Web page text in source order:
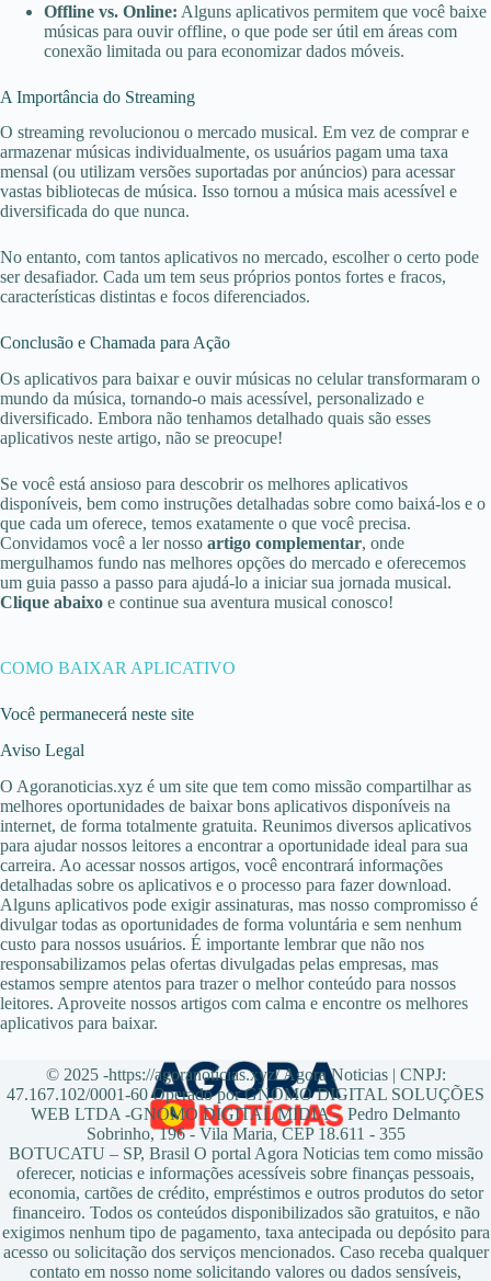
Offline vs. Online: Alguns aplicativos permitem que você baixe
músicas para ouvir offline, o que pode ser útil em áreas com
conexão limitada ou para economizar dados móveis.
A Importância do Streaming
O streaming revolucionou o mercado musical. Em vez de comprar e
armazenar músicas individualmente, os usuários pagam uma taxa
mensal (ou utilizam versões suportadas por anúncios) para acessar
vastas bibliotecas de música. Isso tornou a música mais acessível e
diversificada do que nunca.
No entanto, com tantos aplicativos no mercado, escolher o certo pode
ser desafiador. Cada um tem seus próprios pontos fortes e fracos,
características distintas e focos diferenciados.
Conclusão e Chamada para Ação
Os aplicativos para baixar e ouvir músicas no celular transformaram o
mundo da música, tornando-o mais acessível, personalizado e
diversificado. Embora não tenhamos detalhado quais são esses
aplicativos neste artigo, não se preocupe!
Se você está ansioso para descobrir os melhores aplicativos
disponíveis, bem como instruções detalhadas sobre como baixá-los e o
que cada um oferece, temos exatamente o que você precisa.
Convidamos você a ler nosso artigo complementar, onde
mergulhamos fundo nas melhores opções do mercado e oferecemos
um guia passo a passo para ajudá-lo a iniciar sua jornada musical.
Clique abaixo e continue sua aventura musical conosco!
COMO BAIXAR APLICATIVO
Você permanecerá neste site
Aviso Legal
O Agoranoticias.xyz é um site que tem como missão compartilhar as
melhores oportunidades de baixar bons aplicativos disponíveis na
internet, de forma totalmente gratuita. Reunimos diversos aplicativos
para ajudar nossos leitores a encontrar a oportunidade ideal para sua
carreira. Ao acessar nossos artigos, você encontrará informações
detalhadas sobre os aplicativos e o processo para fazer download.
Alguns aplicativos pode exigir assinaturas, mas nosso compromisso é
divulgar todas as oportunidades de forma voluntária e sem nenhum
custo para nossos usuários. É importante lembrar que não nos
responsabilizamos pelas ofertas divulgadas pelas empresas, mas
estamos sempre atentos para trazer o melhor conteúdo para nossos
leitores. Aproveite nossos artigos com calma e encontre os melhores
aplicativos para baixar.
© 2025 -https://agoranoticias.xyz/ Agora Noticias | CNPJ:
47.167.102/0001-60 Operado por GNOMO DIGITAL SOLUÇÕES
WEB LTDA -GNOMO DIGITAL MIDIA - Pedro Delmanto
Sobrinho, 196 - Vila Maria, CEP 18.611 - 355
BOTUCATU – SP, Brasil O portal Agora Noticias tem como missão
oferecer, noticias e informações acessíveis sobre finanças pessoais,
economia, cartões de crédito, empréstimos e outros produtos do setor
financeiro. Todos os conteúdos disponibilizados são gratuitos, e não
exigimos nenhum tipo de pagamento, taxa antecipada ou depósito para
acesso ou solicitação dos serviços mencionados. Caso receba qualquer
contato em nosso nome solicitando valores ou dados sensíveis,